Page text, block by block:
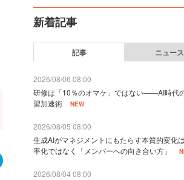
新着記事
記事 ニュース
2026/08/06 08:00
研修は「10％のオマケ」ではない——AI時代
習加速術
NEW
2026/08/05 08:00
生成AIがマネジメントにもたらす本質的変化
率化ではなく「メンバーへの向き合い方」
2026/08/04 08:00